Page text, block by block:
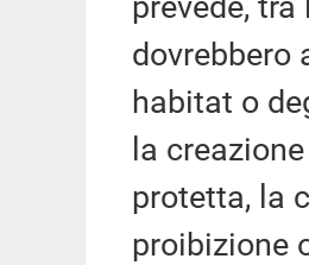
dovrebbero
habitat o
la
protetta, la
proibizione